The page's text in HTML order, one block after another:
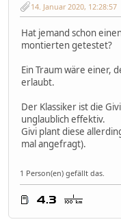
14. Januar 2020, 12:28:57
Hat jemand schon
montierten getestet?
Ein Traum wäre einer,
erlaubt.
Der Klassiker ist die
unglaublich effektiv.
Givi plant diese
mal angefragt).
1 Person(en) gefällt das.